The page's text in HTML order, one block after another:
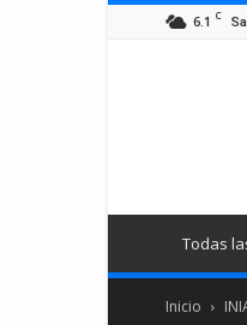
6.1 C
Todas
Inicio